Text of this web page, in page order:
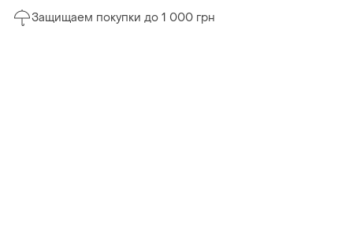
Защищаем покупки до 1 000 грн